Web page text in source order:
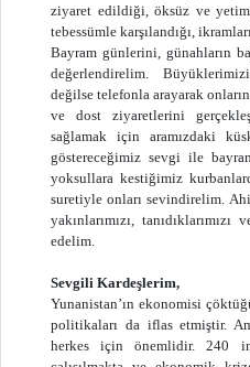
ziyaret edildiği, öksüz ve
tebessümle karşılandığı,
Bayram günlerini, günahların
değerlendirelim.
değilse telefonla arayarak
ve dost ziyaretlerini
sağlamak için aramızdaki
göstereceğimiz sevgi ile
yoksullara kestiğimiz
suretiyle onları sevindirelim.
yakınlarımızı,
edelim.
Sevgili Kardeşlerim,
Yunanistan’ın ekonomisi
politikaları da iflas etmiştir.
herkes için önemlidir. 240